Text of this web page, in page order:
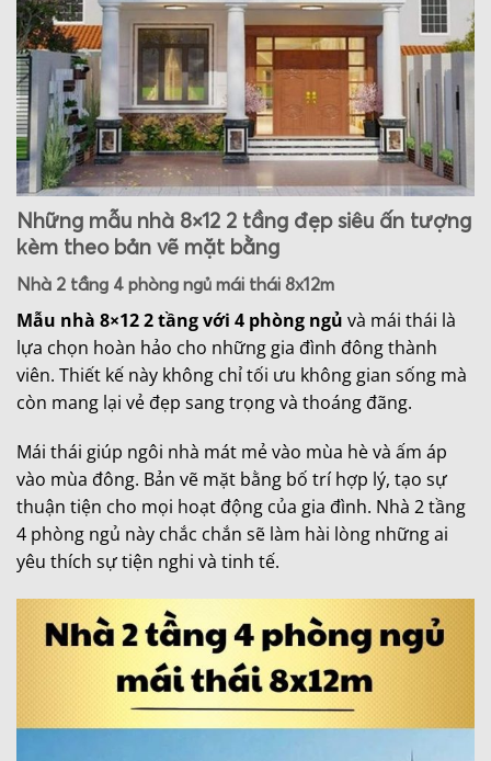
Những mẫu nhà 8×12 2 tầng đẹp siêu ấn tượng
kèm theo bản vẽ mặt bằng
Nhà 2 tầng 4 phòng ngủ mái thái 8x12m
Mẫu nhà 8×12 2 tầng với 4 phòng ngủ và mái thái là
lựa chọn hoàn hảo cho những gia đình đông thành
viên. Thiết kế này không chỉ tối ưu không gian sống mà
còn mang lại vẻ đẹp sang trọng và thoáng đãng.
Mái thái giúp ngôi nhà mát mẻ vào mùa hè và ấm áp
vào mùa đông. Bản vẽ mặt bằng bố trí hợp lý, tạo sự
thuận tiện cho mọi hoạt động của gia đình. Nhà 2 tầng
4 phòng ngủ này chắc chắn sẽ làm hài lòng những ai
yêu thích sự tiện nghi và tinh tế.